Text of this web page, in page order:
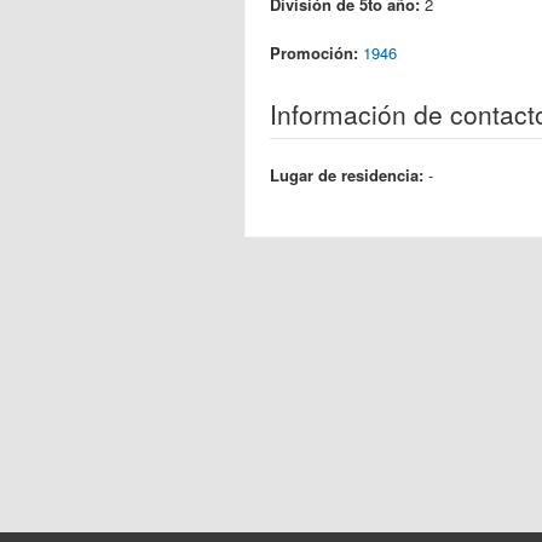
Promoción: 1946
Información de
Lugar de residencia: -